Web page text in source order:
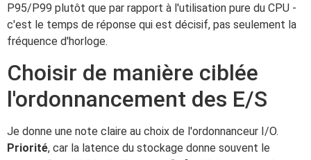
P95/P99 plutôt que par rapport à l'utilisation pure du CPU -
c'est le temps de réponse qui est décisif, pas seulement la
fréquence d'horloge.
Choisir de manière ciblée
l'ordonnancement des E/S
Je donne une note claire au choix de l'ordonnanceur I/O.
Priorité, car la latence du stockage donne souvent le